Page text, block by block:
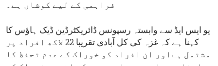
فراہمی کے لیے کوشاں ہے۔
یو ایس ایڈ سے وابستہ رسپونس ڈائریکٹرڈین ڈیک ہاؤس کا
کہنا ہے کہ غزہ کی کل آبادی تقریبا 22 لاکھ افراد پر
مشتمل ہےاور ان افراد کو خوراک کے عدم تحفظ کا